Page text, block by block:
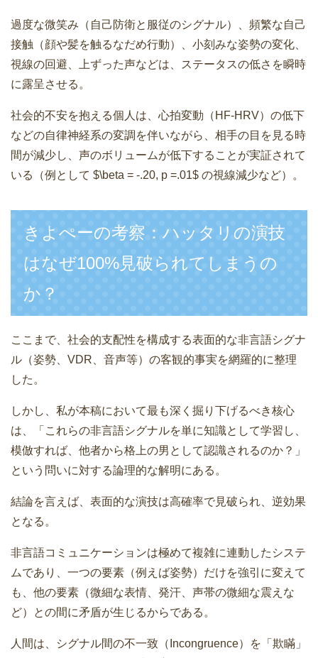
過度な微笑み（自己防衛と服従のシグナル）、頻繁な自己
接触（顔や髪を触るなだめ行動）、小刻みな姿勢の変化、
視線の回避、上ずった声などは、ステータスの低さを瞬時
に露呈させる。
社会的不安を抱える個人は、心拍変動（HF-HRV）の低下
などの自律神経系の変調を伴いながら、相手の目を見る時
間が減少し、声のボリュームが低下することが実証されて
いる（例として $\beta = -.20, p =.01$ の視線減少など）。
きよぺーの考察：ハッタリの演技
はなぜ100%見破られてしまうの
か？
ここまで、社会的支配性を構成する表面的な非言語シグナ
ル（姿勢、VDR、音声等）の客観的事実を網羅的に整理
した。
しかし、私が本稿において最も深く掘り下げるべき核心
は、「これらの非言語シグナルを単に知識として学習し、
模倣すれば、他者から格上の男として認識されるのか？」
という問いに対する論理的な解明にある。
結論を言えば、表面的な演技は高確率で見破られ、逆効果
となる。
非言語コミュニケーションは極めて複雑に連動したシステ
ムであり、一つの要素（例えば姿勢）だけを強引に変えて
も、他の要素（微細な表情、発汗、声帯の微細な震えな
ど）との間に矛盾が生じるからである。
人間は、シグナル間の不一致（Incongruence）を「欺瞞」